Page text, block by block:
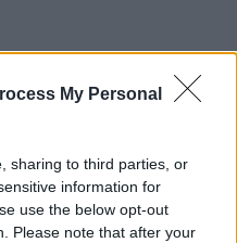
My Personal
sharing to third parties, or
information for
use the below opt-out
Please note that after your